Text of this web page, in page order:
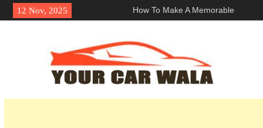
Skip
to
12 Nov, 2025
How To Make A Memorable
First Impression With A ロサン
タル?
車両輸送サービスにおける環境
に優しい選択肢の探求
魅力を解き明かす：なぜホンダ